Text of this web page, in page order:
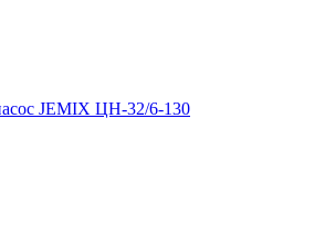
JEMIX ЦН-32/6-130